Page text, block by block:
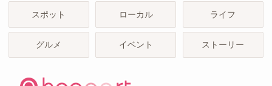
スポット ローカル ライフ
グルメ イベント ストーリー